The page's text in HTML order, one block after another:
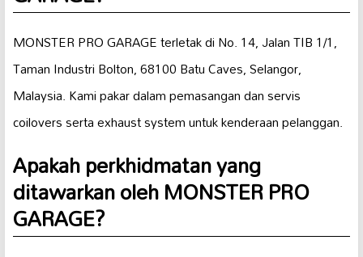
MONSTER PRO GARAGE terletak di No. 14, Jalan TIB 1/1,
Taman Industri Bolton, 68100 Batu Caves, Selangor,
Malaysia. Kami pakar dalam pemasangan dan servis
coilovers serta exhaust system untuk kenderaan pelanggan.
Apakah perkhidmatan yang
ditawarkan oleh MONSTER PRO
GARAGE?